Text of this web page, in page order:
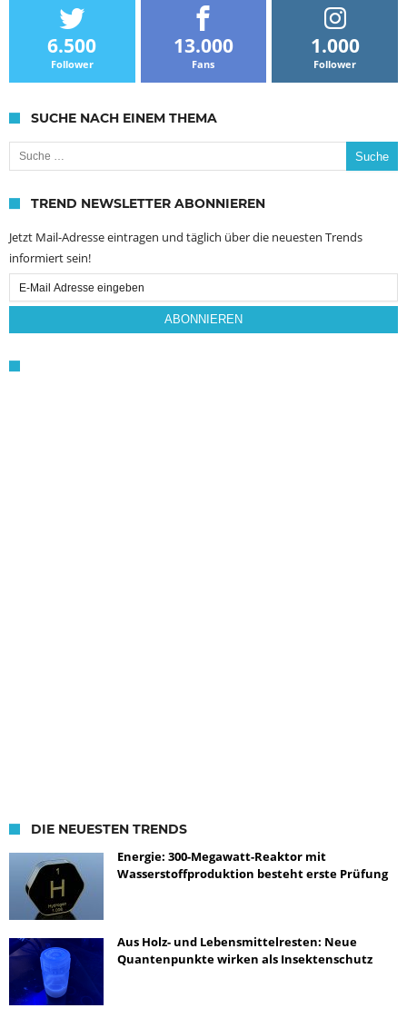
6.500
Follower
13.000
Fans
1.000
Follower
SUCHE NACH EINEM THEMA
Suche nach:
TREND NEWSLETTER ABONNIEREN
Jetzt Mail-Adresse eintragen und täglich über die neuesten Trends
informiert sein!
Email
Subscription
ABONNIEREN
DIE NEUESTEN TRENDS
Energie: 300-Megawatt-Reaktor mit
Wasserstoffproduktion besteht erste Prüfung
Aus Holz- und Lebensmittelresten: Neue
Quantenpunkte wirken als Insektenschutz